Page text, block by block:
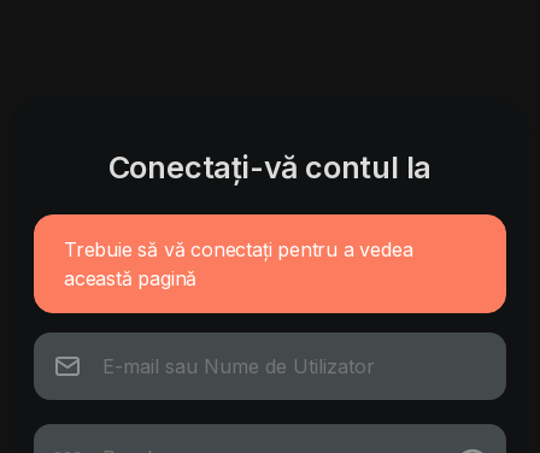
Conectați-vă contul la
Trebuie să vă conectați pentru a vedea
această pagină